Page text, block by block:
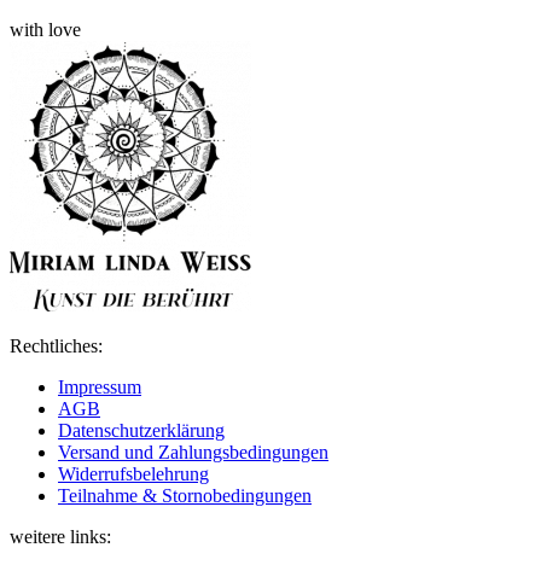
with love
Rechtliches:
Impressum
AGB
Datenschutzerklärung
Versand und Zahlungsbedingungen
Widerrufsbelehrung
Teilnahme & Stornobedingungen
weitere links: